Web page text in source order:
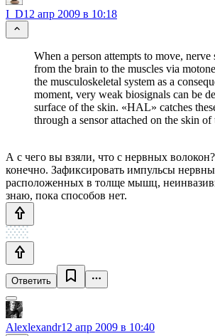
I_D12 апр 2009 в 10:18
When a person attempts to move, nerve
from the brain to the muscles via
the musculoskeletal system as a
moment, very weak biosignals can be
surface of the skin. «HAL» catches
through a sensor attached on the skin of
А с чего вы взяли, что с нервных
конечно. Зафиксировать импульсы
расположенных в толще мышц,
знаю, пока способов нет.
Ответить
Alexlexandr12 апр 2009 в 10:40